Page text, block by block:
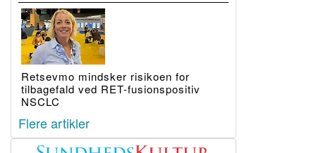
Retsevmo mindsker risikoen for
tilbagefald ved RET-fusionspositiv
NSCLC
Flere artikler